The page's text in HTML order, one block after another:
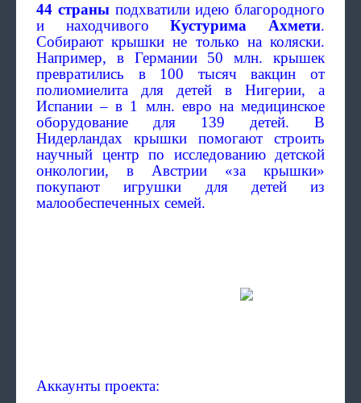
44 страныподхватили идею благородного
и находчивогоКустурима Ахмети.
Собирают крышки не только на коляски.
Например, в Германии 50 млн. крышек
превратились в 100 тысяч вакцин от
полиомиелита для детей в Нигерии, а
Испании – в 1 млн. евро на медицинское
оборудование для 139 детей. В
Нидерландах крышки помогают строить
научный центр по исследованию детской
онкологии, в Австрии «за крышки»
покупают игрушки для детей из
малообеспеченных семей.
Аккаунты проекта: